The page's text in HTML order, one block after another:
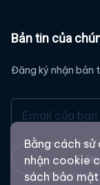
Bản tin của
Đăng ký nhận bản
Bằng cách
nhận cookie
sách bảo